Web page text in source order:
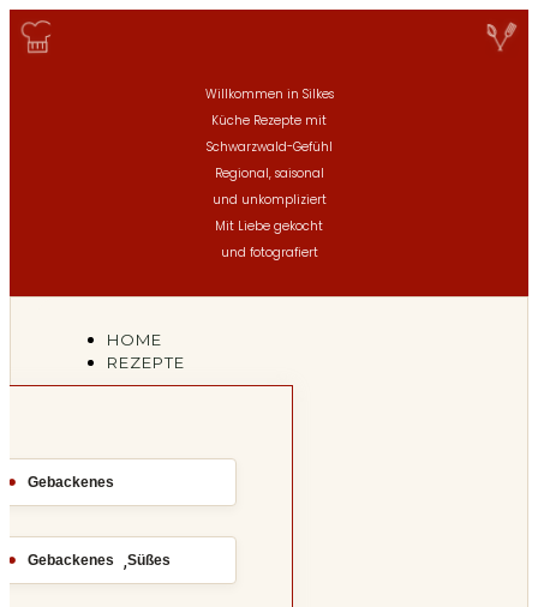
Willkommen in Silkes
Küche Rezepte mit
Schwarzwald-Gefühl
Regional, saisonal
und unkompliziert
Mit Liebe gekocht
und fotografiert
HOME
REZEPTE
Gebackenes
Gebackenes ,Süßes